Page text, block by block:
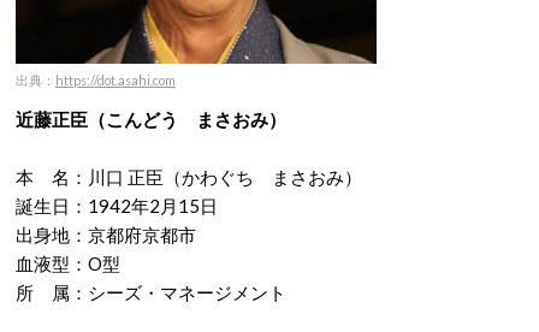
出典： https://dot.asahi.com
近藤正臣（こんどう まさおみ）
本 名：川口 正臣（かわぐち まさおみ）
誕生日：1942年2月15日
出身地：京都府京都市
血液型：O型
所 属：シーズ・マネージメント